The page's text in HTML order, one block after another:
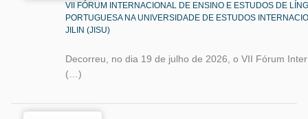
VII FÓRUM INTERNACIONAL DE ENSINO E ESTUDOS DE
PORTUGUESA NA UNIVERSIDADE DE ESTUDOS
JILIN (JISU)
Decorreu, no dia 19 de julho de 2026, o VII Fórum
(…)